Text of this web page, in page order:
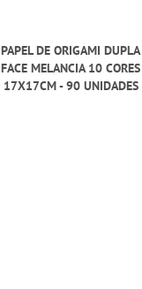
PAPEL DE ORIGAMI DUPLA
FACE MELANCIA 10 CORES
17X17CM - 90 UNIDADES